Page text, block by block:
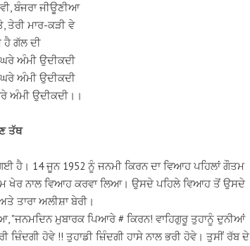
ਬੰਜਰਾ ਜੀਊਣੀਆ
ਤੇਰੀ ਮਾਰ-ਕੜੀ ਵੇ
ਗੱਲ ਦੀ
ਅੰਮੀ ਉਦੀਕਦੀ
ਅੰਮੀ ਉਦੀਕਦੀ
ਅੰਮੀ ਉਦੀਕਦੀ।।
ਤੱਥ
ਹੈ। 14 ਜੂਨ 1952 ਨੂੰ ਜਨਮੀ ਕਿਰਨ ਦਾ ਵਿਆਹ ਪਹਿਲਾਂ ਗੌਤਮ
ਖੇਰ ਨਾਲ ਵਿਆਹ ਕਰਵਾ ਲਿਆ। ਉਸਦੇ ਪਹਿਲੇ ਵਿਆਹ ਤੋਂ ਉਸਦੇ
ਤਾਰਾ ਅਲੀਸ਼ਾ ਬੇਰੀ।
ਮੁਬਾਰਕ ਪਿਆਰੇ # ਕਿਰਨ! ਵਾਹਿਗੁਰੂ ਤੁਹਾਨੂੰ ਦੁਨੀਆਂ
ਹੋਵੇ !! ਤੁਹਾਡੀ ਜ਼ਿੰਦਗੀ ਹਾਸੇ ਨਾਲ ਭਰੀ ਹੋਵੇ। ਤੁਸੀਂ ਰੱਬ ਦੇ